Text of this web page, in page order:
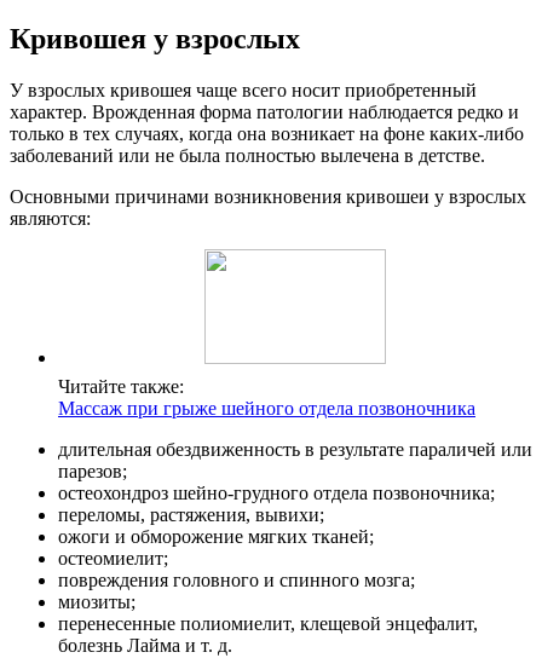
Кривошея у взрослых
У взрослых кривошея чаще всего носит приобретенный
характер. Врожденная форма патологии наблюдается редко и
только в тех случаях, когда она возникает на фоне каких-либо
заболеваний или не была полностью вылечена в детстве.
Основными причинами возникновения кривошеи у взрослых
являются:
Читайте также:
Массаж при грыже шейного отдела позвоночника
длительная обездвиженность в результате параличей или
парезов;
остеохондроз шейно-грудного отдела позвоночника;
переломы, растяжения, вывихи;
ожоги и обморожение мягких тканей;
остеомиелит;
повреждения головного и спинного мозга;
миозиты;
перенесенные полиомиелит, клещевой энцефалит,
болезнь Лайма и т. д.